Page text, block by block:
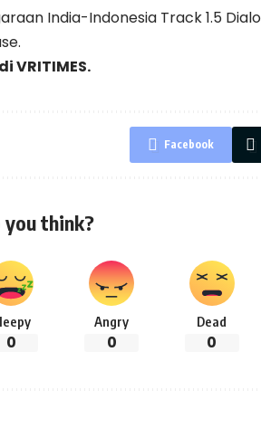
India-Indonesia Track 1.5
VRITIMES.
Facebook
think?
0
Angry
0
Dead
0